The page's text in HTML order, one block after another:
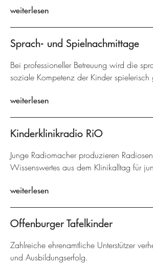
weiterlesen
Sprach- und Spielnachmittage
Bei professioneller Betreuung wird die
soziale Kompetenz der Kinder spielerisch
weiterlesen
Kinderklinikradio RiO
Junge Radiomacher produzieren
Wissenswertes aus dem Klinikalltag für
weiterlesen
Offenburger Tafelkinder
Zahlreiche ehrenamtliche Unterstützer
und Ausbildungserfolg.